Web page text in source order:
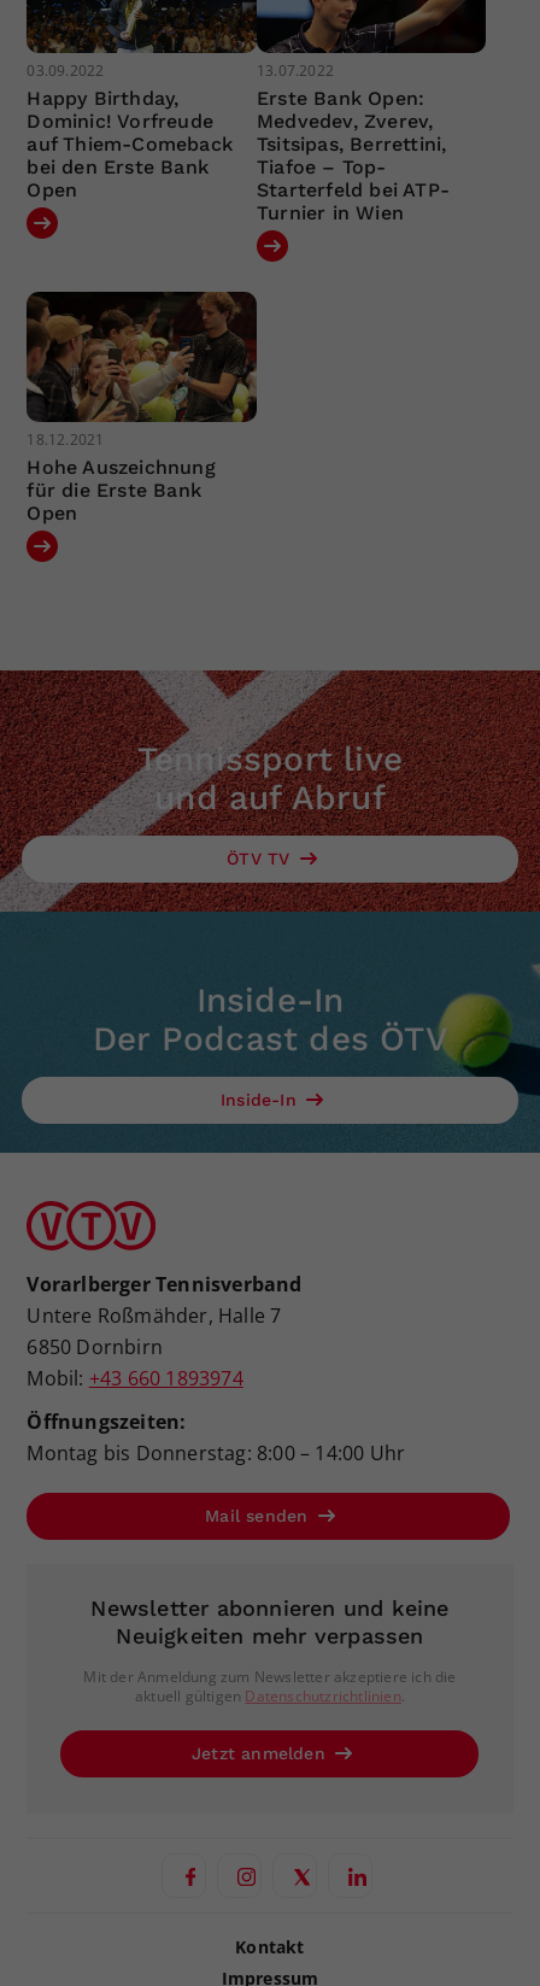
03.09.2022
Happy Birthday,
Dominic! Vorfreude
auf Thiem-Comeback
bei den Erste Bank
Open
13.07.2022
Erste Bank Open:
Medvedev, Zverev,
Tsitsipas, Berrettini,
Tiafoe – Top-
Starterfeld bei ATP-
Turnier in Wien
18.12.2021
Hohe Auszeichnung
für die Erste Bank
Open
Tennissport live
und auf Abruf
ÖTV TV
Inside-In
Der Podcast des ÖTV
Inside-In
Vorarlberger Tennisverband
Untere Roßmähder, Halle 7
6850 Dornbirn
Mobil: +43 660 1893974
Öffnungszeiten:
Montag bis Donnerstag: 8:00 – 14:00 Uhr
Mail senden
Newsletter abonnieren und keine
Neuigkeiten mehr verpassen
Mit der Anmeldung zum Newsletter akzeptiere ich die
aktuell gültigen Datenschutzrichtlinien.
Jetzt anmelden
Kontakt
Impressum